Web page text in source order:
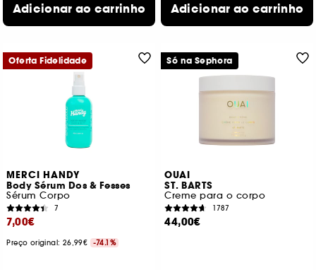
Adicionar ao carrinho Adicionar ao carrinho
MERCI HANDY
Body Sérum Dos & Fesses
Sérum Corpo
7
7,00€
Preço original: 26,99€ -74.1%
Oferta Fidelidade
OUAI
ST. BARTS
Creme para o corpo
1787
44,00€
Só na Sephora